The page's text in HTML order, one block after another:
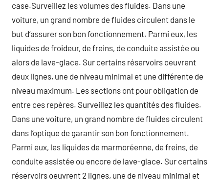
case.Surveillez les volumes des fluides. Dans une
voiture, un grand nombre de fluides circulent dans le
but d’assurer son bon fonctionnement. Parmi eux, les
liquides de froideur, de freins, de conduite assistée ou
alors de lave-glace. Sur certains réservoirs oeuvrent
deux lignes, une de niveau minimal et une différente de
niveau maximum. Les sections ont pour obligation de
entre ces repères. Surveillez les quantités des fluides.
Dans une voiture, un grand nombre de fluides circulent
dans l’optique de garantir son bon fonctionnement.
Parmi eux, les liquides de marmoréenne, de freins, de
conduite assistée ou encore de lave-glace. Sur certains
réservoirs oeuvrent 2 lignes, une de niveau minimal et